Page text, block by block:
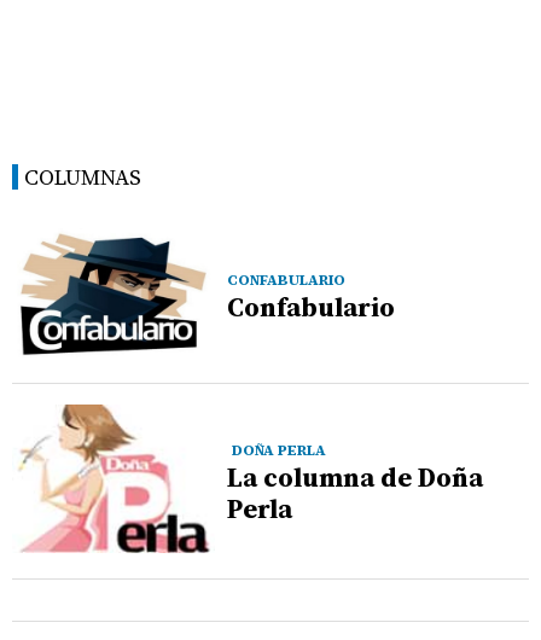
COLUMNAS
CONFABULARIO
Confabulario
DOÑA PERLA
La columna de Doña
Perla